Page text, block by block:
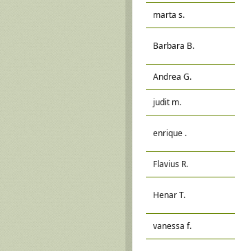
marta s.
Barbara B.
Andrea G.
judit m.
enrique .
Flavius R.
Henar T.
vanessa f.